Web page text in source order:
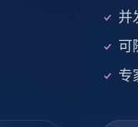
并
可
专